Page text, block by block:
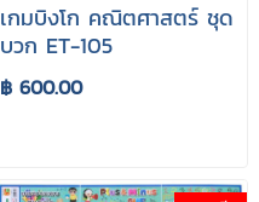
เกมบิงโก คณิตศาสตร์ ชุด
บวก ET-105
฿ 600.00